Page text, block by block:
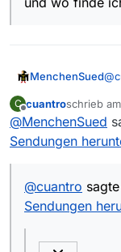
MenchenSued@
C
Offline
cuantroschrieb am
zuletzt
@MenchenSued
Sendungen
@cuantro
Sendungen